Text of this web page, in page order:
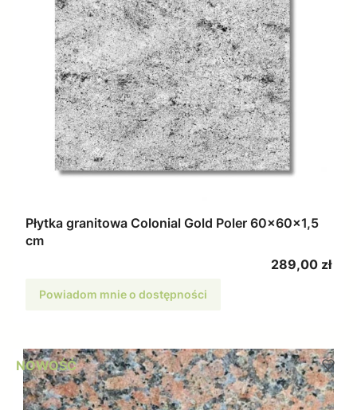
Płytka granitowa Colonial Gold Poler 60x60x1,5
cm
Cena
289,00 zł
Powiadom mnie o dostępności
NOWOŚĆ